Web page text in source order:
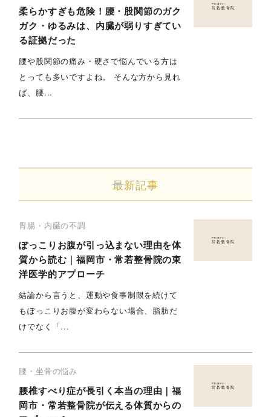
柔らかすぎも危険！腰・股関節のガク
ガク・ゆるみは、内臓が弱りすぎてい
る証拠だった
腰や股関節の痛み・硬さで悩んでいる方は
とっても多いですよね。 そんな方から見れ
ば、腰...
最新記事
胃腸・内臓の不調
ぽっこりお腹が引っ込まない理由を体
質から読む｜福岡市・常若整骨院の東
洋医学的アプローチ
結論から言うと、運動や食事制限を続けて
もぽっこりお腹が変わらない場合、脂肪だ
けでなく「...
腰・坐骨の悩み
腰椎すべり症が長引く本当の理由｜福
岡市・常若整骨院が伝える体質からの